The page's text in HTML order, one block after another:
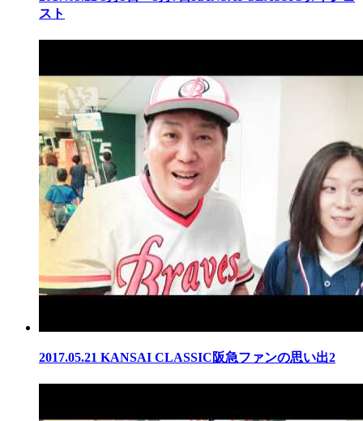
スト
2017.05.21 KANSAI CLASSIC阪急ファンの思い出2